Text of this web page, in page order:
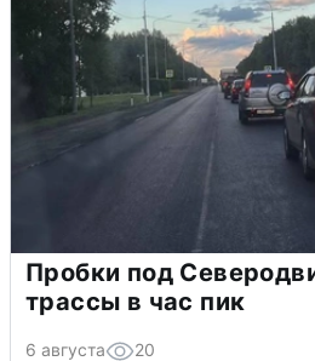
Пробки под
трассы в час пик
6 августа 20